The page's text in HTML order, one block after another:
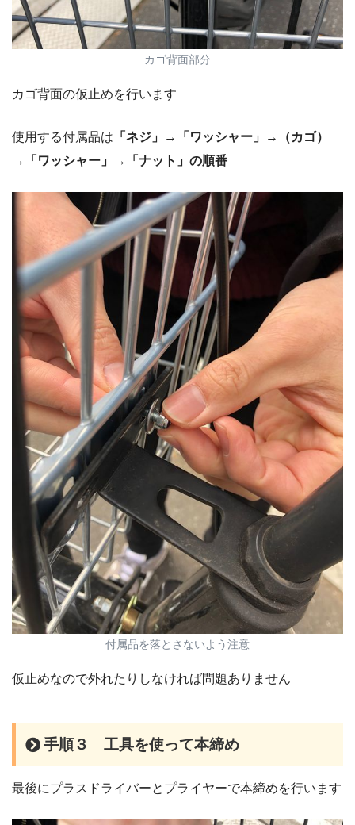
カゴ背面部分
カゴ背面の仮止めを行います
使用する付属品は 「ネジ」→「ワッシャー」→（カゴ）
→「ワッシャー」→「ナット」の順番
付属品を落とさないよう注意
仮止めなので外れたりしなければ問題ありません
手順３ 工具を使って本締め
最後にプラスドライバーとプライヤーで本締めを行います